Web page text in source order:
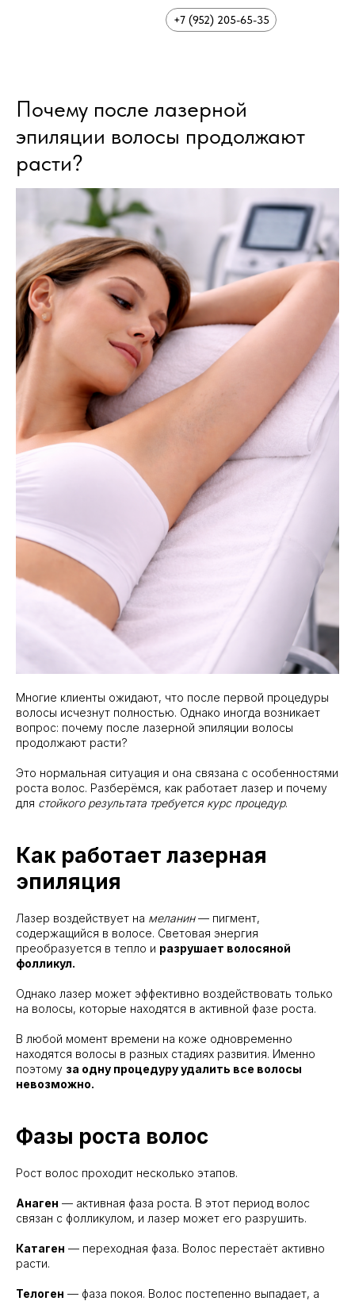
+7 (952) 205-65-35
Почему после лазерной
эпиляции волосы продолжают
расти?
Многие клиенты ожидают, что после первой процедуры
волосы исчезнут полностью. Однако иногда возникает
вопрос: почему после лазерной эпиляции волосы
продолжают расти?
Это нормальная ситуация и она связана с особенностями
роста волос. Разберёмся, как работает лазер и почему
для стойкого результата требуется курс процедур.
Как работает лазерная
эпиляция
Лазер воздействует на меланин— пигмент,
содержащийся в волосе. Световая энергия
преобразуется в тепло и разрушает волосяной
фолликул.
Однако лазер может эффективно воздействовать только
на волосы, которые находятся в активной фазе роста.
В любой момент времени на коже одновременно
находятся волосы в разных стадиях развития. Именно
поэтому за одну процедуру удалить все волосы
невозможно.
Фазы роста волос
Рост волос проходит несколько этапов.
Анаген — активная фаза роста. В этот период волос
связан с фолликулом, и лазер может его разрушить.
Катаген — переходная фаза. Волос перестаёт активно
расти.
Телоген — фаза покоя. Волос постепенно выпадает, а